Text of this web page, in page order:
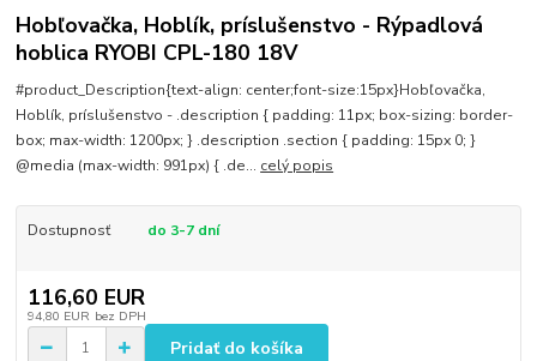
Hobľovačka, Hoblík, príslušenstvo - Rýpadlová
hoblica RYOBI CPL-180 18V
#product_Description{text-align: center;font-size:15px}Hobľovačka,
Hoblík, príslušenstvo - .description { padding: 11px; box-sizing: border-
box; max-width: 1200px; } .description .section { padding: 15px 0; }
@media (max-width: 991px) { .de... celý popis
Dostupnosť do 3-7 dní
116,60 EUR
94,80 EUR bez DPH
Pridať do košíka